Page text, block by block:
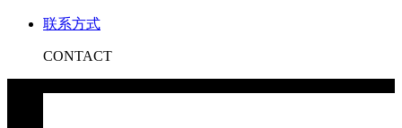
联系方式
CONTACT